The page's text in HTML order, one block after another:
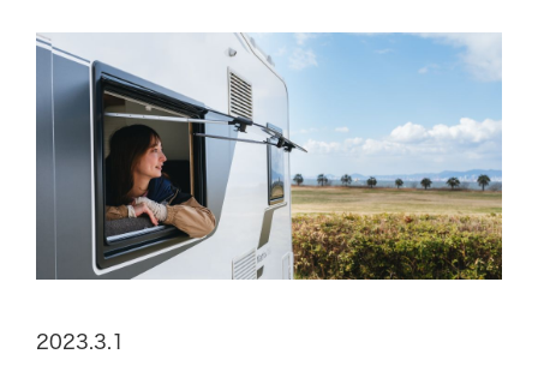
別館ネスト ログハウス
本館・洋室 本館・和室
BBQ
2023.3.1